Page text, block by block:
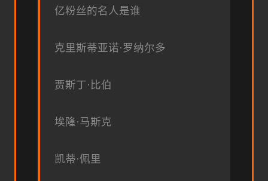
亿粉丝的名人是谁
克里斯蒂亚诺·罗纳尔多
贾斯丁·比伯
埃隆·马斯克
凯蒂·佩里